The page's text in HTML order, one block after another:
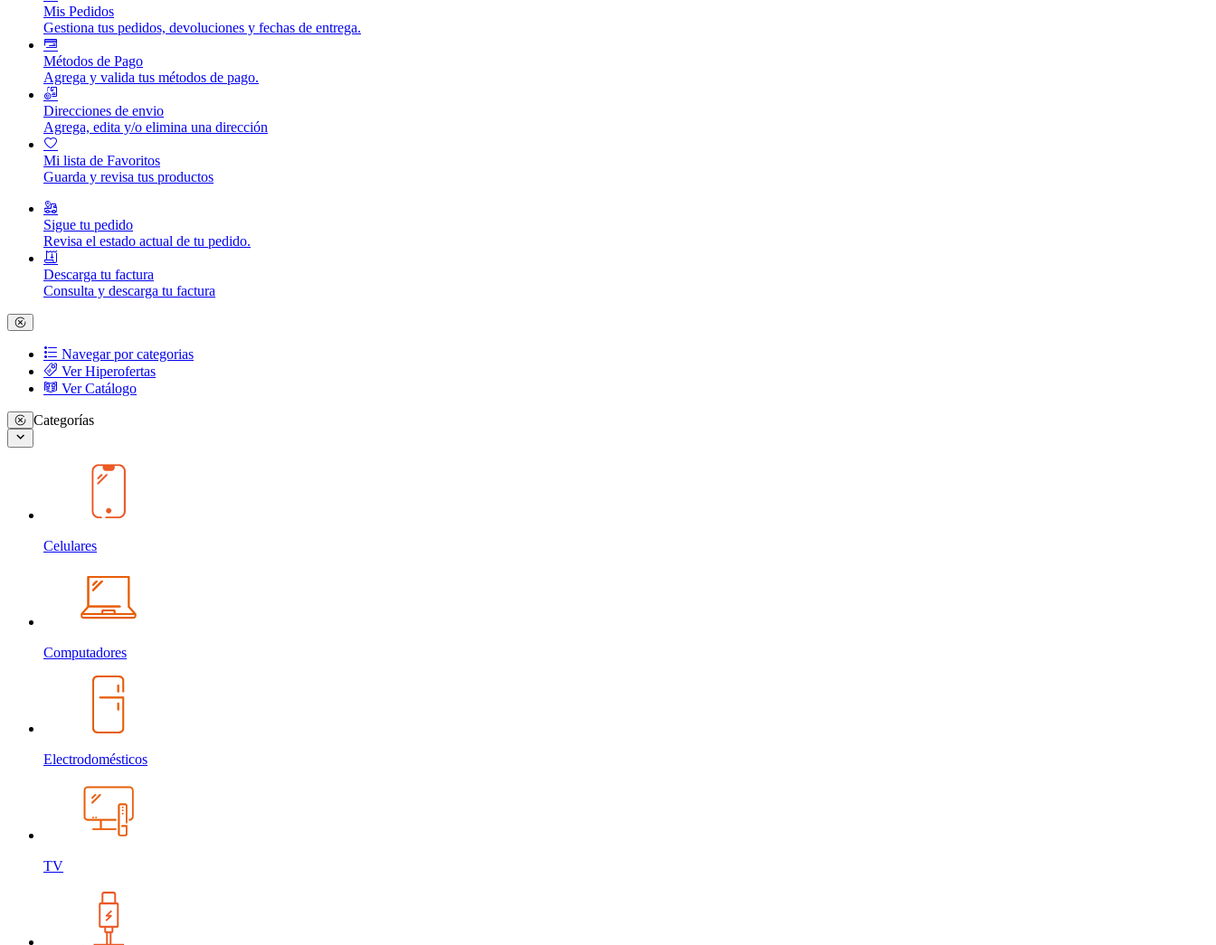
Mis Pedidos
Gestiona tus pedidos, devoluciones y fechas de entrega.
Métodos de Pago
Agrega y valida tus métodos de pago.
Direcciones de envio
Agrega, edita y/o elimina una dirección
Mi lista de Favoritos
Guarda y revisa tus productos
Sigue tu pedido
Revisa el estado actual de tu pedido.
Descarga tu factura
Consulta y descarga tu factura
Navegar por categorias
Ver Hiperofertas
Ver Catálogo
Categorías
Celulares
Computadores
Electrodomésticos
TV